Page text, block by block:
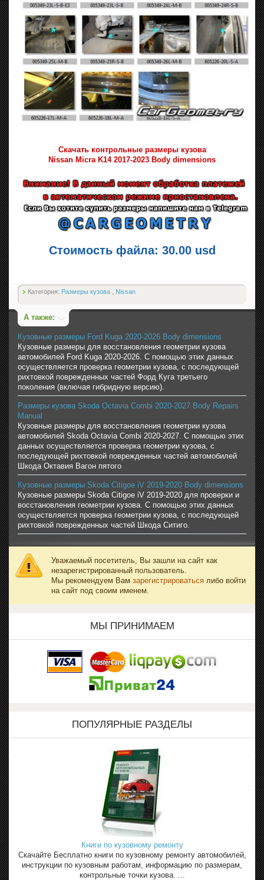
Скачать контрольные размеры кузова
Nissan Micra K14 2017-2023 Body dimensions
Стоимость файла: 30.00 usd
Категория: Размеры кузова Nissan
А также:
Кузовные размеры Ford Kuga 2020-2026 Body dimensions
Кузовные размеры для восстановления геометрии кузова
автомобилей Ford Kuga 2020-2026. С помощью этих данных
осуществляется проверка геометрии кузова, с последующей
рихтовкой поврежденных частей Форд Куга третьего
поколения (включая гибридную версию).
Размеры кузова Skoda Octavia Combi 2020-2027 Body Repairs
Manual
Кузовные размеры для восстановления геометрии кузова
автомобилей Skoda Octavia Combi 2020-2027. С помощью этих
данных осуществляется проверка геометрии кузова, с
последующей рихтовкой поврежденных частей автомобилей
Шкода Октавия Вагон пятого
Кузовные размеры Skoda Citigoe iV 2019-2020 Body dimensions
Кузовные размеры Skoda Citigoe iV 2019-2020 для проверки и
восстановления геометрии кузова. С помощью этих данных
осуществляется проверка геометрии кузова, с последующей
рихтовкой поврежденных частей Шкода Ситиго.
Уважаемый посетитель, Вы зашли на сайт как
незарегистрированный пользователь.
Мы рекомендуем Вам зарегистрироваться либо войти
на сайт под своим именем.
МЫ ПРИНИМАЕМ
ПОПУЛЯРНЫЕ РАЗДЕЛЫ
Книги по кузовному ремонту
Скачайте Бесплатно книги по кузовному ремонту автомобилей,
инструкции по кузовным работам, информацию по размерам,
контрольные точки кузова. ...